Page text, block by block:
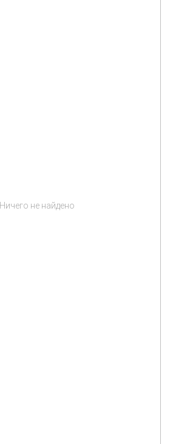
Ничего не найдено